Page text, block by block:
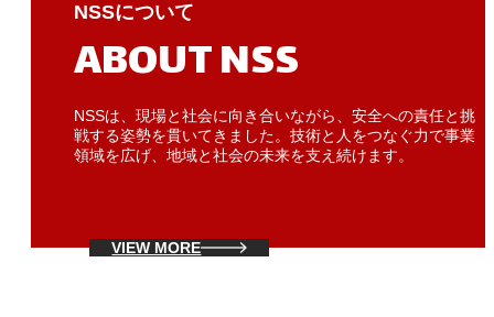
NSSについて
ABOUT NSS
NSSは、現場と社会に向き合いながら、安全への責任と挑
戦する姿勢を貫いてきました。技術と人をつなぐ力で事業
領域を広げ、地域と社会の未来を支え続けます。
VIEW MORE